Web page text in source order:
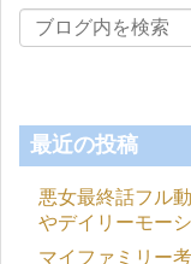
最近の投稿
悪女最終話フル
やデイリーモー
マイファミリー